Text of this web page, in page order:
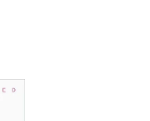
und die
ANNA VON
Trilogie von
Reed